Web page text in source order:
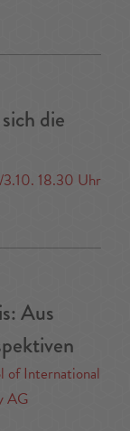
die
18.30 Uhr
Aus
of International
AG